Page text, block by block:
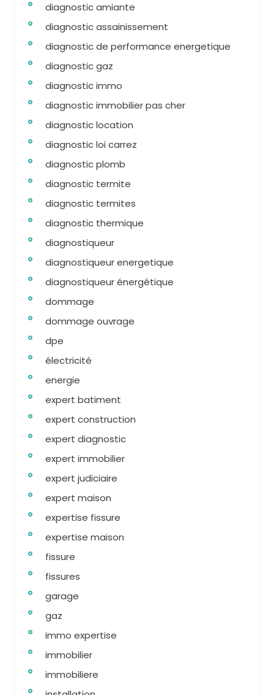
diagnostic amiante
diagnostic assainissement
diagnostic de performance energetique
diagnostic gaz
diagnostic immo
diagnostic immobilier pas cher
diagnostic location
diagnostic loi carrez
diagnostic plomb
diagnostic termite
diagnostic termites
diagnostic thermique
diagnostiqueur
diagnostiqueur energetique
diagnostiqueur énergétique
dommage
dommage ouvrage
dpe
électricité
energie
expert batiment
expert construction
expert diagnostic
expert immobilier
expert judiciaire
expert maison
expertise fissure
expertise maison
fissure
fissures
garage
gaz
immo expertise
immobilier
immobiliere